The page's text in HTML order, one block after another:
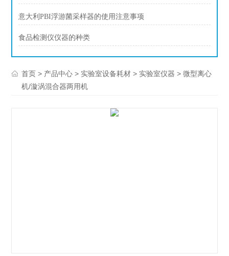
意大利PBI浮游菌采样器的使用注意事项
食品检测仪仪器的种类
首页 > 产品中心 > 实验室设备耗材 > 实验室仪器 > 微型离心
机/漩涡混合器两用机